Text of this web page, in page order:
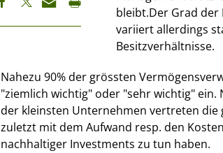
bleibt.Der Grad der
variiert allerdings
Besitzverhältnisse.
Nahezu 90% der grössten
"ziemlich wichtig" oder "sehr wichtig"
der kleinsten Unternehmen vertreten die
zuletzt mit dem Aufwand resp. den
nachhaltiger Investments zu tun haben.